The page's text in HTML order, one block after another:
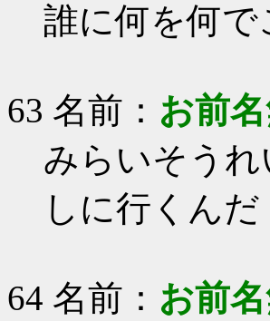
誰に何を何
63 名前： お前
みらいそう
しに行くんだ
64 名前： お前